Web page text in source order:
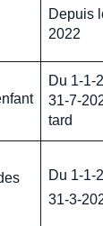
Depuis
2022
Du 1-1-
31-7-
tard
Du 1-1-
31-3-